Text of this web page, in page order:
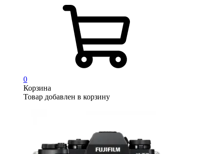
0
Корзина
Товар добавлен в корзину